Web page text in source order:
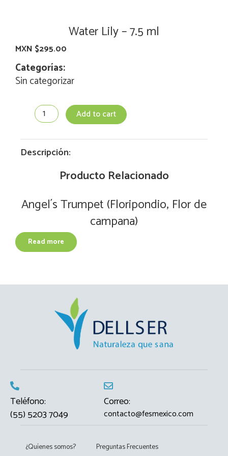
Water Lily – 7.5 ml
MXN $295.00
Categorías:
Sin categorizar
7.5
ml
Add to cart
Descripción:
Producto Relacionado
Angel´s Trumpet (Floripondio, Flor de
campana)
Read more
Teléfono:
(55) 5203 7049
Correo:
contacto@fesmexico.com
¿Quíenes somos? Preguntas Frecuentes